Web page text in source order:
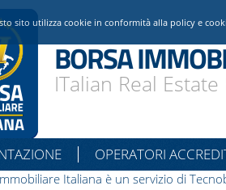
BORSA
ITalian Real
OPERATORI
Italiana è un servizio di
sito utilizza cookie in conformità alla policy e